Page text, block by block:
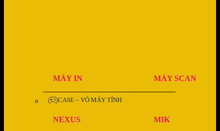
MÁY IN MÁY SCAN
CASE – VỎ MÁY TÍNH
NEXUS
MIK